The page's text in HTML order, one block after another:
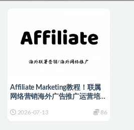
Affiliate Marketing教程！联属
网络营销海外广告推广运营培训
2026-07-13 86